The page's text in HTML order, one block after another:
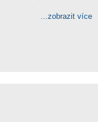
...zobrazit více